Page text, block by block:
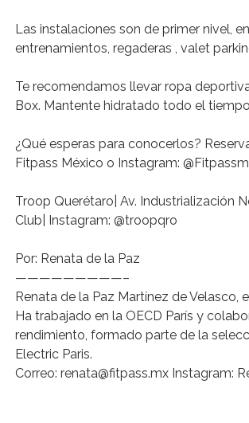
Las instalaciones son de primer nivel,
entrenamientos, regaderas , valet
Te recomendamos llevar ropa
Box. Mantente hidratado todo el
¿Qué esperas para conocerlos?
Fitpass México o Instagram:
Troop Querétaro| Av. Industrialización
Club| Instagram: @troopqro
Por: Renata de la Paz
—————————–
Renata de la Paz Martínez de Velasco,
Ha trabajado en la OECD París y
rendimiento, formado parte de la
Electric Paris.
Correo: renata@fitpass.mx Instagram: